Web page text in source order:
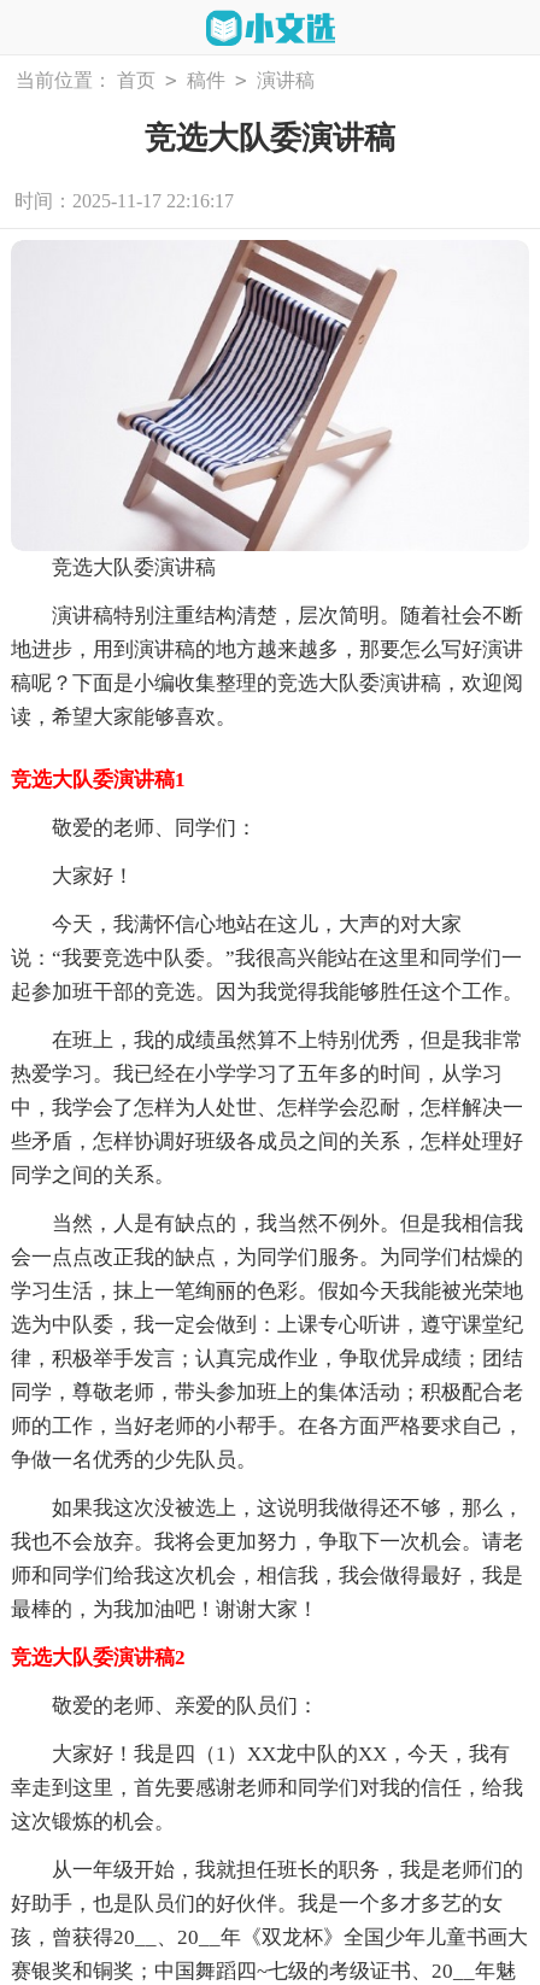
当前位置： 首页 > 稿件 > 演讲稿
竞选大队委演讲稿
时间：2025-11-17 22:16:17
竞选大队委演讲稿
演讲稿特别注重结构清楚，层次简明。随着社会不断
地进步，用到演讲稿的地方越来越多，那要怎么写好演讲
稿呢？下面是小编收集整理的竞选大队委演讲稿，欢迎阅
读，希望大家能够喜欢。
竞选大队委演讲稿1
敬爱的老师、同学们：
大家好！
今天，我满怀信心地站在这儿，大声的对大家
说：“我要竞选中队委。”我很高兴能站在这里和同学们一
起参加班干部的竞选。因为我觉得我能够胜任这个工作。
在班上，我的成绩虽然算不上特别优秀，但是我非常
热爱学习。我已经在小学学习了五年多的时间，从学习
中，我学会了怎样为人处世、怎样学会忍耐，怎样解决一
些矛盾，怎样协调好班级各成员之间的关系，怎样处理好
同学之间的关系。
当然，人是有缺点的，我当然不例外。但是我相信我
会一点点改正我的缺点，为同学们服务。为同学们枯燥的
学习生活，抹上一笔绚丽的色彩。假如今天我能被光荣地
选为中队委，我一定会做到：上课专心听讲，遵守课堂纪
律，积极举手发言；认真完成作业，争取优异成绩；团结
同学，尊敬老师，带头参加班上的集体活动；积极配合老
师的工作，当好老师的小帮手。在各方面严格要求自己，
争做一名优秀的少先队员。
如果我这次没被选上，这说明我做得还不够，那么，
我也不会放弃。我将会更加努力，争取下一次机会。请老
师和同学们给我这次机会，相信我，我会做得最好，我是
最棒的，为我加油吧！谢谢大家！
竞选大队委演讲稿2
敬爱的老师、亲爱的队员们：
大家好！我是四（1）XX龙中队的XX，今天，我有
幸走到这里，首先要感谢老师和同学们对我的信任，给我
这次锻炼的机会。
从一年级开始，我就担任班长的职务，我是老师们的
好助手，也是队员们的好伙伴。我是一个多才多艺的女
孩，曾获得20__、20__年《双龙杯》全国少年儿童书画大
赛银奖和铜奖；中国舞蹈四~七级的考级证书、20__年魅